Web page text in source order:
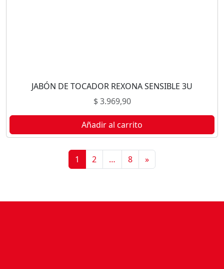
JABÓN DE TOCADOR REXONA SENSIBLE 3U
$3.969,90
Añadir al carrito
1 2 … 8 »